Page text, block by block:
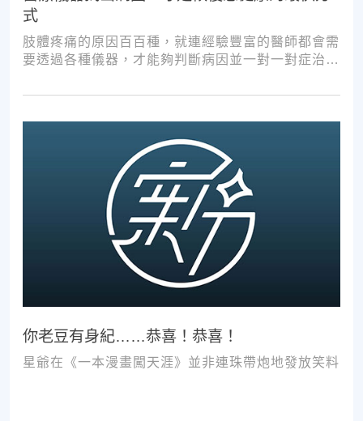
式
肢體疼痛的原因百百種，就連經驗豐富的醫師都會需
要透過各種儀器，才能夠判斷病因並一對一對症治
次推拿、按摩，都難以讓您徹底擺脫不適。
你老豆有身紀……恭喜！恭喜！
星爺在《一本漫畫闖天涯》並非連珠帶炮地發放笑料